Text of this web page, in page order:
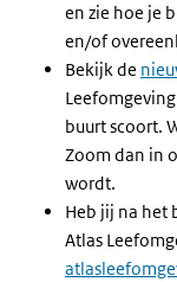
en zie hoe je
en/of
Bekijk de
buurt scoort.
Zoom dan in
wordt.
Heb jij na het
Atlas